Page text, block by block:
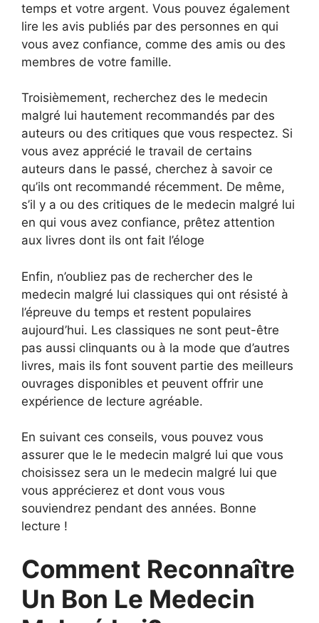
temps et votre argent. Vous pouvez également
lire les avis publiés par des personnes en qui
vous avez confiance, comme des amis ou des
membres de votre famille.
Troisièmement, recherchez des le medecin
malgré lui hautement recommandés par des
auteurs ou des critiques que vous respectez. Si
vous avez apprécié le travail de certains
auteurs dans le passé, cherchez à savoir ce
qu’ils ont recommandé récemment. De même,
s’il y a ou des critiques de le medecin malgré lui
en qui vous avez confiance, prêtez attention
aux livres dont ils ont fait l’éloge
Enfin, n’oubliez pas de rechercher des le
medecin malgré lui classiques qui ont résisté à
l’épreuve du temps et restent populaires
aujourd’hui. Les classiques ne sont peut-être
pas aussi clinquants ou à la mode que d’autres
livres, mais ils font souvent partie des meilleurs
ouvrages disponibles et peuvent offrir une
expérience de lecture agréable.
En suivant ces conseils, vous pouvez vous
assurer que le le medecin malgré lui que vous
choisissez sera un le medecin malgré lui que
vous apprécierez et dont vous vous
souviendrez pendant des années. Bonne
lecture !
Comment Reconnaître
Un Bon Le Medecin